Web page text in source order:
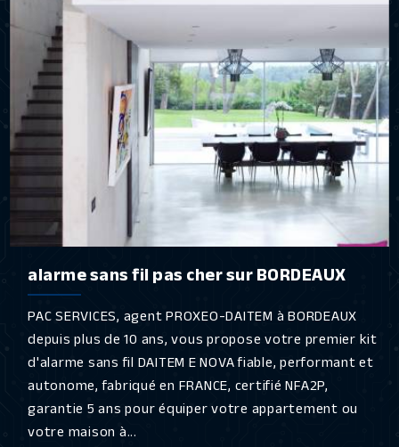
alarme sans fil pas cher sur BORDEAUX
PAC SERVICES, agent PROXEO-DAITEM à BORDEAUX
depuis plus de 10 ans, vous propose votre premier kit
d'alarme sans fil DAITEM E NOVA fiable, performant et
autonome, fabriqué en FRANCE, certifié NFA2P,
garantie 5 ans pour équiper votre appartement ou
votre maison à...